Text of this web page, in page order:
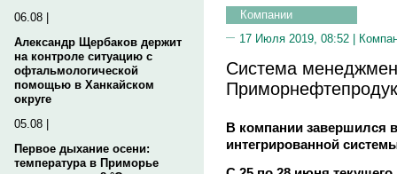
06.08 |
Александр Щербаков держит
на контроле ситуацию с
офтальмологической
помощью в Ханкайском
округе
05.08 |
Первое дыхание осени:
температура в Приморье
Компании
17 Июля 2019, 08:52 |
Система
В компании завершился
интегрированной